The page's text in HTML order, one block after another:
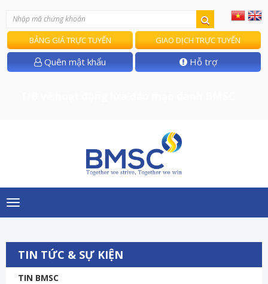
BẢNG GIÁ TRỰC TUYẾN GIAO DỊCH TRỰC TUYẾN
Quên mật khẩu Hỗ trợ
Toggle
navigation
TIN TỨC & SỰ KIỆN
TIN BMSC